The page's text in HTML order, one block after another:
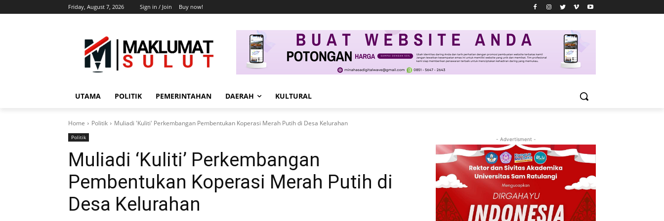
Friday, August 7, 2026 Sign in / Join Buy now!
UTAMA POLITIK PEMERINTAHAN DAERAH KULTURAL
Home Politik Muliadi 'Kuliti' Perkembangan Pembentukan Koperasi Merah Putih di Desa Kelurahan
Politik
Muliadi ‘Kuliti’ Perkembangan
Pembentukan Koperasi Merah Putih di
Desa Kelurahan
- Advertisment -